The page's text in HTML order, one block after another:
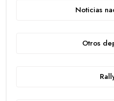
Noticias
Otros